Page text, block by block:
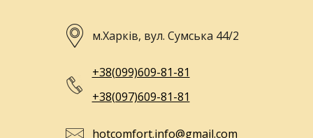
м.Харків, вул. Сумська 44/2
+38(099)609-81-81
+38(097)609-81-81
hotcomfort.info@gmail.com